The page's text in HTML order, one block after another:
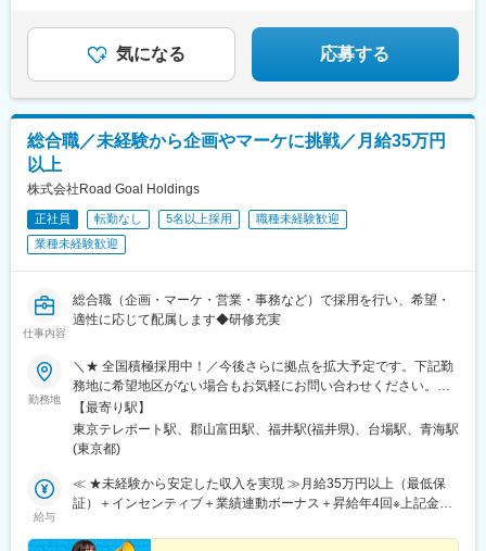
都)、汐留駅、渋谷駅、池袋駅、原宿駅、表参道駅、中目黒駅、恵
比寿駅、海浜幕張駅、船橋駅、柏駅、松戸駅、西船橋駅、津田沼
新交通)、田中口駅、岡山駅前駅、眉山ロープウェイ山麓駅、高松
築港駅、高知駅前駅、祇園駅(福岡県)、長崎駅前駅、熊本駅前駅、
品川駅、大門駅(東京都)、三田駅(東京都)、大崎広小路駅、虎ノ門
ヒルズ駅、溜池山王駅、三越前駅、神泉駅、東池袋駅、明治神宮
前駅、外苑前駅、代官山駅、京成船橋駅、京成西船駅、新津田沼
駅、北１２条駅、あおば通駅、京成千葉駅、新宿西口駅、電鉄富
高知橋駅、五島町駅、二本木口駅、鹿児島中央駅、向河原駅、馬
車道駅、高津駅(神奈川県)、高輪台駅、内幸町駅、竹芝駅、霞ケ関
気になる 応募する
総合職／未経験から企画やマーケに挑戦／月給35万円
以上
株式会社Road Goal Holdings
正社員 転勤なし 5名以上採用
職種未経験歓迎
業種未経験歓迎
仕事内容
総合職（企画・マーケ・営業・事務など）で採用を行い、希望・
適性に応じて配属します◆研修充実
勤務地
＼★ 全国積極採用中！／今後さらに拠点を拡大予定です。下記勤
務地に希望地区がない場合もお気軽にお問い合わせください。≪
希望に沿わない転勤なし ★ 東京を拠点に地方都市に貢献≫■東京
本社／東京都江東区青海1-1-20 ダイバーシティ東京 オフィスタワ
ー 12F■東北オフィス／福島県郡山市八山田3丁目22■北陸オフィ
【最寄り駅】
東京テレポート駅、郡山富田駅、福井駅(福井県)、台場駅、青海駅
(東京都)
給与
≪ ★未経験から安定した収入を実現 ≫月給35万円以上（最低保
証）＋インセンティブ＋業績連動ボーナス＋昇給年4回※上記金額
す。超過分は別途支給。※最大6ヶ月の試用期間あり（期間中は月